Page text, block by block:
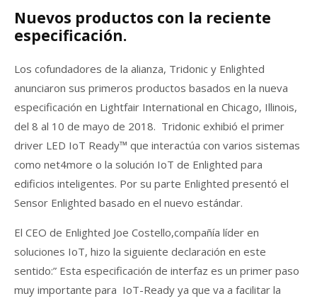
Nuevos productos con la reciente
especificación.
Los cofundadores de la alianza, Tridonic y Enlighted
anunciaron sus primeros productos basados ​​en la nueva
especificación en Lightfair International en Chicago, Illinois,
del 8 al 10 de mayo de 2018. Tridonic exhibió el primer
driver LED IoT Ready™ que interactúa con varios sistemas
como net4more o la solución IoT de Enlighted para
edificios inteligentes. Por su parte Enlighted presentó el
Sensor Enlighted basado en el nuevo estándar.
El CEO de Enlighted Joe Costello,compañía líder en
soluciones IoT, hizo la siguiente declaración en este
sentido:” Esta especificación de interfaz es un primer paso
muy importante para IoT-Ready ya que va a facilitar la